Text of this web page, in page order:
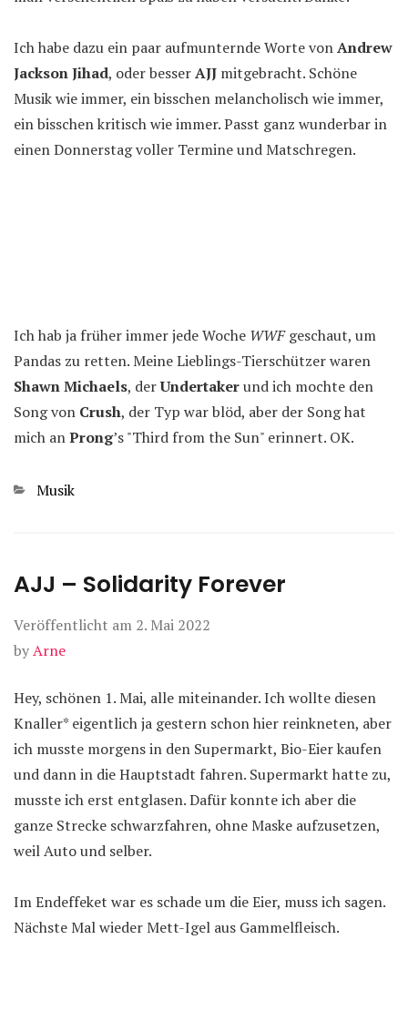
Ich habe dazu ein paar aufmunternde Worte vonAndrew
Jackson Jihad, oder besserAJJ mitgebracht. Schöne
Musik wie immer, ein bisschen melancholisch wie immer,
ein bisschen kritisch wie immer. Passt ganz wunderbar in
einen Donnerstag voller Termine und Matschregen.
Ich hab ja früher immer jede Woche WWFgeschaut, um
Pandas zu retten. Meine Lieblings-Tierschützer waren
Shawn Michaels, derUndertakerund ich mochte den
Song von Crush, der Typ war blöd, aber der Song hat
mich anProng’s "Third from the Sun" erinnert. OK.
Kategorien
Musik
AJJ – Solidarity Forever
Veröffentlicht am 2. Mai 2022
byArne
Hey, schönen 1. Mai, alle miteinander. Ich wollte diesen
Knaller* eigentlich ja gestern schon hier reinkneten, aber
ich musste morgens in den Supermarkt, Bio-Eier kaufen
und dann in die Hauptstadt fahren. Supermarkt hatte zu,
musste ich erst entglasen. Dafür konnte ich aber die
ganze Strecke schwarzfahren, ohne Maske aufzusetzen,
weil Auto und selber.
Im Endeffeket war es schade um die Eier, muss ich sagen.
Nächste Mal wieder Mett-Igel aus Gammelfleisch.